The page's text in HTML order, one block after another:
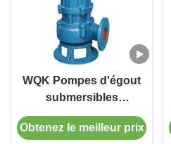
WQK Pompes d'égout
submersibles
Pompes d'eau
domestiques
Obtenez le meilleur prix